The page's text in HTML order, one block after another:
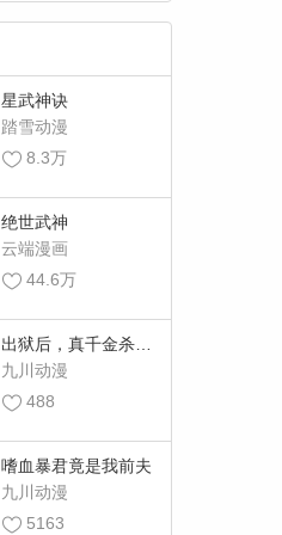
星武神诀
踏雪动漫
8.3万
绝世武神
云端漫画
44.6万
出狱后，真千金杀疯
全豪门
九川动漫
488
嗜血暴君竟是我前夫
九川动漫
5163